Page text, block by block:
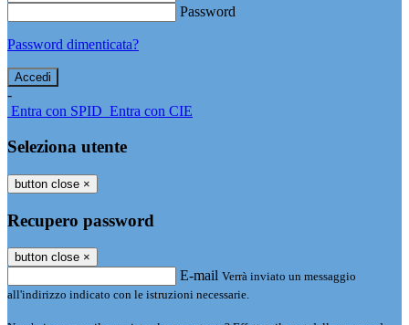
Password
Password dimenticata?
-
Entra con SPID Entra con CIE
Seleziona utente
button close ×
Recupero password
button close ×
E-mail Verrà inviato un messaggio
all'indirizzo indicato con le istruzioni necessarie.